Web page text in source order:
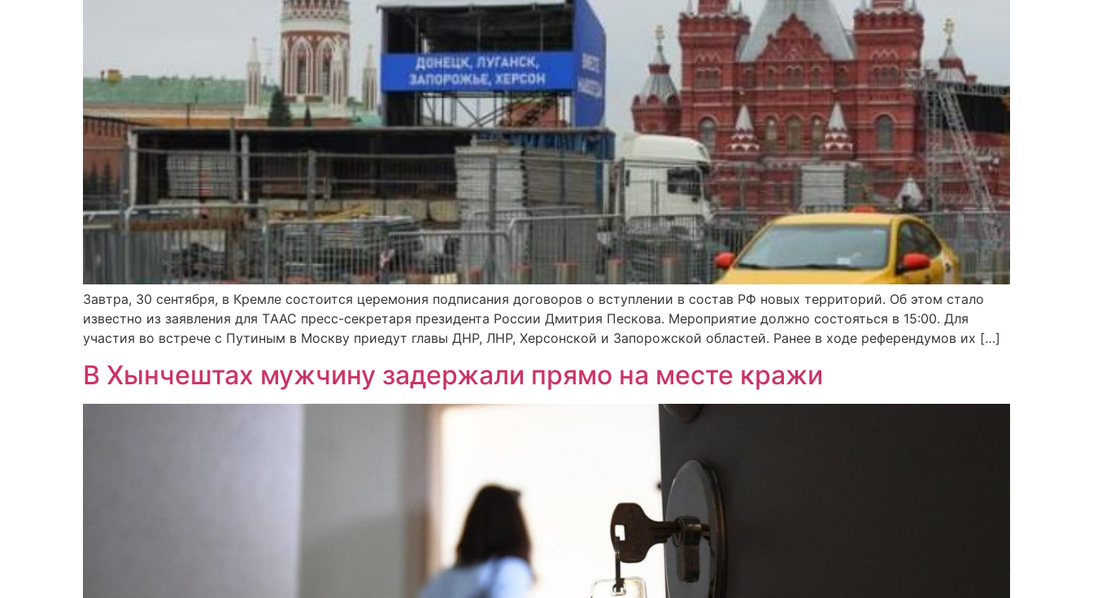
Завтра, 30 сентября, в Кремле состоится церемония подписания договоров о вступлении в состав РФ новых территорий. Об этом стало
известно из заявления для ТAAC пресс-секретаря президента России Дмитрия Пескова. Мероприятие должно состояться в 15:00. Для
участия во встрече с Путиным в Москву приедут главы ДНР, ЛНР, Херсонской и Запорожской областей. Ранее в ходе референдумов их […]
В Хынчештах мужчину задержали прямо на месте кражи